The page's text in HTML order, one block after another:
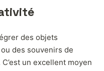
des objets
des souvenirs de
un excellent moyen